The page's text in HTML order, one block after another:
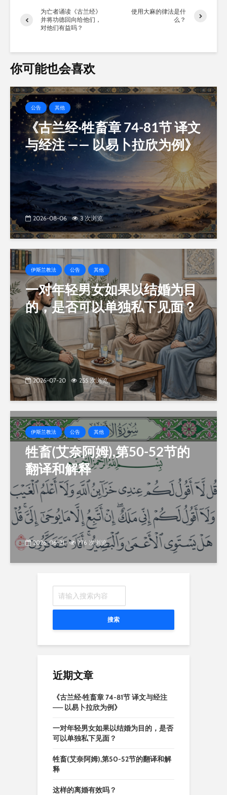
载…为亡者诵读《古兰经》
并将功德回向给他们，
对他们有益吗？
使用大麻的律法是什
么？
你可能也会喜欢
公告 其他
《古兰经·牲畜章 74-81节 译文
与经注 —— 以易卜拉欣为例》
2026-08-06 3 次浏览
伊斯兰教法 公告 其他
一对年轻男女如果以结婚为目
的，是否可以单独私下见面？
2026-07-20 255 次浏览
伊斯兰教法 公告 其他
牲畜(艾奈阿姆),第50-52节的
翻译和解释
2026-06-21 776 次浏览
搜索
近期文章
《古兰经·牲畜章 74-81节 译文与经注
—— 以易卜拉欣为例》
一对年轻男女如果以结婚为目的，是否
可以单独私下见面？
牲畜(艾奈阿姆),第50-52节的翻译和解
释
这样的离婚有效吗？